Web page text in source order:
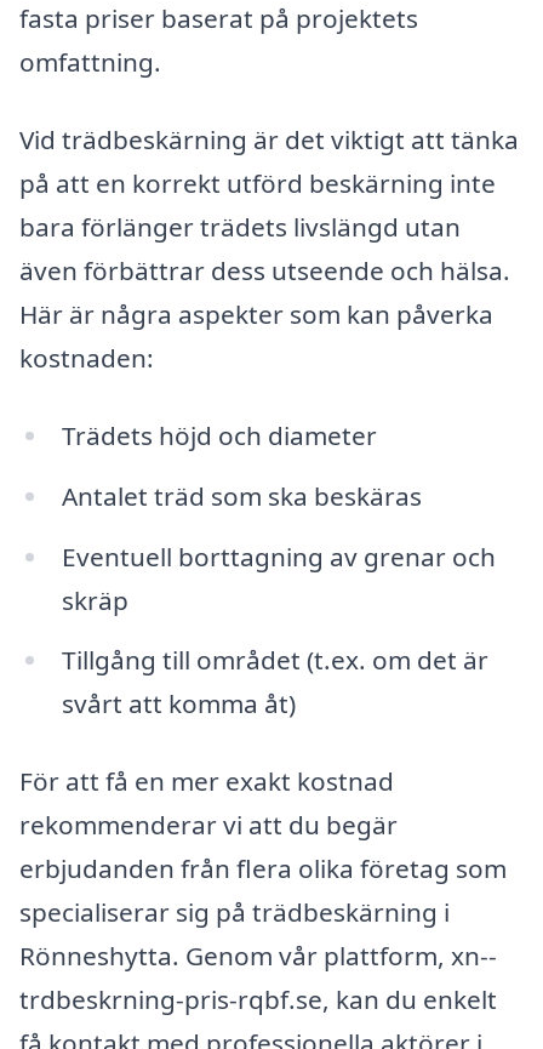
fasta priser baserat på projektets
omfattning.
Vid trädbeskärning är det viktigt att tänka
på att en korrekt utförd beskärning inte
bara förlänger trädets livslängd utan
även förbättrar dess utseende och hälsa.
Här är några aspekter som kan påverka
kostnaden:
Trädets höjd och diameter
Antalet träd som ska beskäras
Eventuell borttagning av grenar och
skräp
Tillgång till området (t.ex. om det är
svårt att komma åt)
För att få en mer exakt kostnad
rekommenderar vi att du begär
erbjudanden från flera olika företag som
specialiserar sig på trädbeskärning i
Rönneshytta. Genom vår plattform, xn--
trdbeskrning-pris-rqbf.se, kan du enkelt